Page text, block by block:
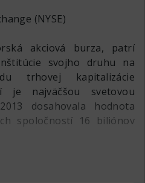
(NYSE)
akciová burza, patrí
svojho druhu na
trhovej kapitalizácie
je najväčšou svetovou
dosahovala hodnota
spoločností 16 biliónov